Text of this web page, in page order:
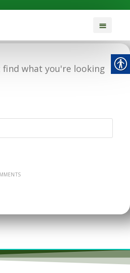
find what you're looking